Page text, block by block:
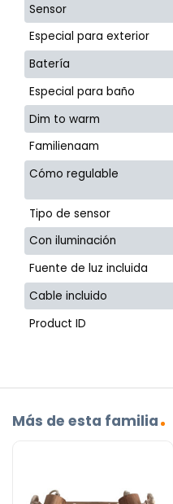
Sensor
Especial para exterior
Batería
Especial para baño
Dim to warm
Familienaam
Cómo regulable
Tipo de sensor
Con iluminación
Fuente de luz incluida
Cable incluido
Product ID
Más de esta familia